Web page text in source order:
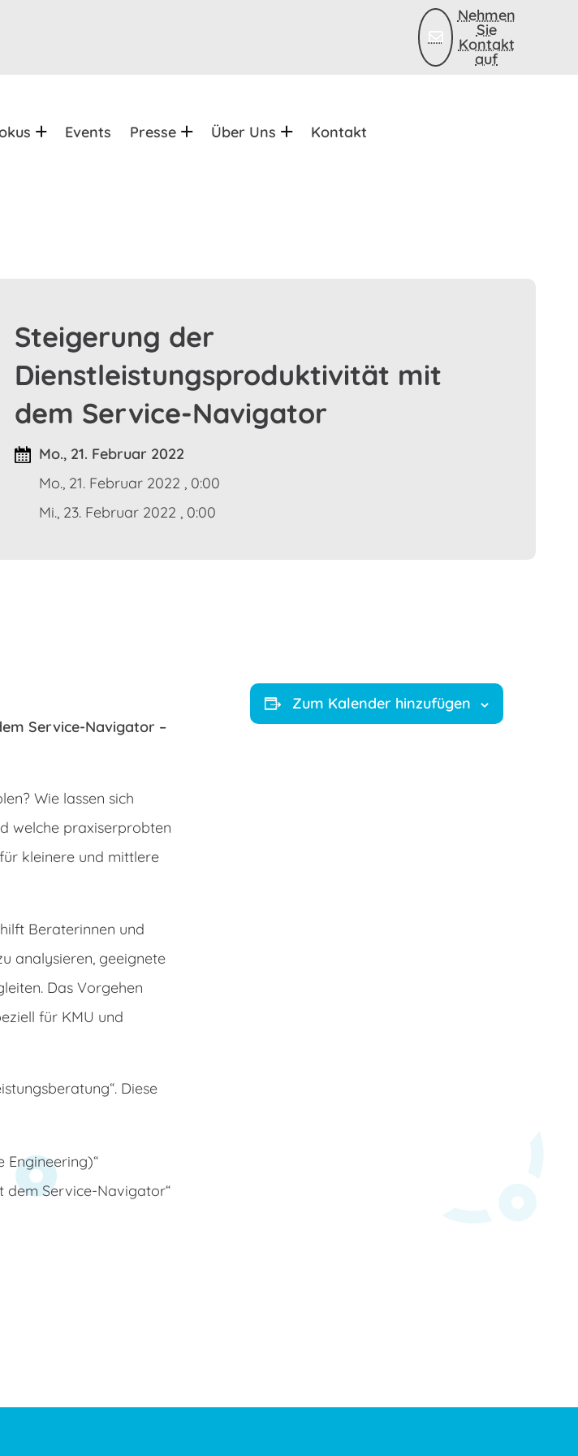
Nehmen
Sie
Kontakt
auf
Events Presse Über Uns Kontakt
Steigerung der
Dienstleistungsproduktivität mit
dem Service-Navigator
Mo., 21. Februar 2022
Mo., 21. Februar 2022 , 0:00
Mi., 23. Februar 2022 , 0:00
Service-Navigator –
Wie lassen sich
welche praxiserprobten
kleinere und mittlere
Beraterinnen und
analysieren, geeignete
Das Vorgehen
für KMU und
Diese
Engineering)“
dem Service-Navigator“
Zum Kalender hinzufügen